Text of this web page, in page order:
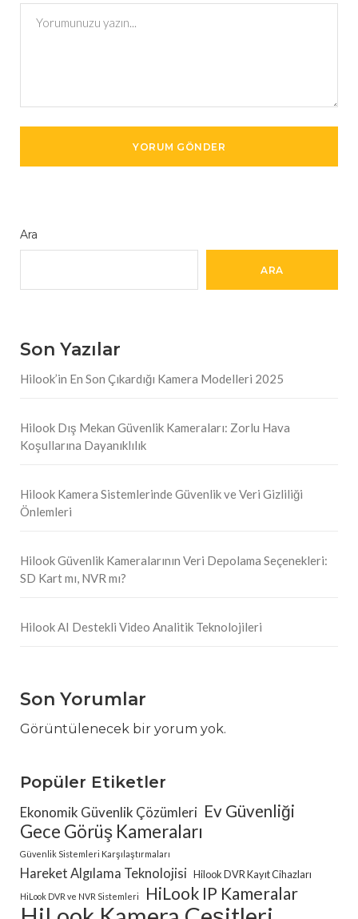
Ara
ARA
Son Yazılar
Hilook’in En Son Çıkardığı Kamera Modelleri 2025
Hilook Dış Mekan Güvenlik Kameraları: Zorlu Hava
Koşullarına Dayanıklılık
Hilook Kamera Sistemlerinde Güvenlik ve Veri Gizliliği
Önlemleri
Hilook Güvenlik Kameralarının Veri Depolama Seçenekleri:
SD Kart mı, NVR mı?
Hilook AI Destekli Video Analitik Teknolojileri
Son Yorumlar
Görüntülenecek bir yorum yok.
Popüler Etiketler
Ekonomik Güvenlik Çözümleri Ev Güvenliği
Gece Görüş Kameraları
Güvenlik Sistemleri Karşılaştırmaları
Hareket Algılama Teknolojisi Hilook DVR Kayıt Cihazları
HiLook DVR ve NVR Sistemleri HiLook IP Kameralar